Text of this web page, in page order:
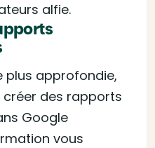
alfie.
plus approfondie,
créer des rapports
Google
vous